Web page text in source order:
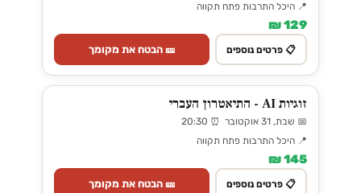
📍 היכל התרבות פתח תקווה
129 ₪
📋 פרטים נוספים 🎫 הבטח את מקומך
זוגיות AI - התיאטרון העברי
📅 שבת, 31 אוקטובר ⏰ 20:30
📍 היכל התרבות פתח תקווה
145 ₪
📋 פרטים נוספים 🎫 הבטח את מקומך